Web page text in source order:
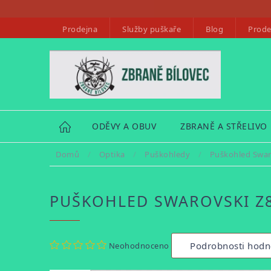
Prodejna Služby puškaře Blog
HOME ODĚVY A OBUV ZBRANĚ A STŘELIVO
Domů / Optika / Puškohledy / Puškohled
PUŠKOHLED SWAROVSKI
hodnocení
Neohodnoceno Podrobnosti